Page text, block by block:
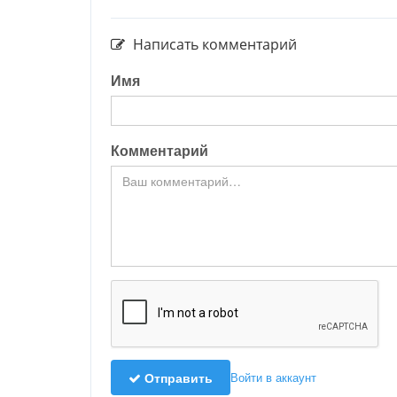
Написать комментарий
Имя
Комментарий
Отправить Войти в аккаунт